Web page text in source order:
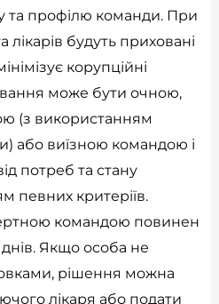
та профілю команди. При
лікарів будуть приховані
корупційні
може бути очною,
(з використанням
або виїзною командою і
потреб та стану
певних критеріїв.
командою повинен
Якщо особа не
рішення можна
лікаря або подати